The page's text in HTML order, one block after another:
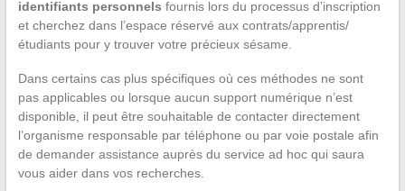
identifiants personnels fournis lors du processus d’inscription
et cherchez dans l’espace réservé aux contrats/apprentis/
étudiants pour y trouver votre précieux sésame.
Dans certains cas plus spécifiques où ces méthodes ne sont
pas applicables ou lorsque aucun support numérique n’est
disponible, il peut être souhaitable de contacter directement
l’organisme responsable par téléphone ou par voie postale afin
de demander assistance auprès du service ad hoc qui saura
vous aider dans vos recherches.